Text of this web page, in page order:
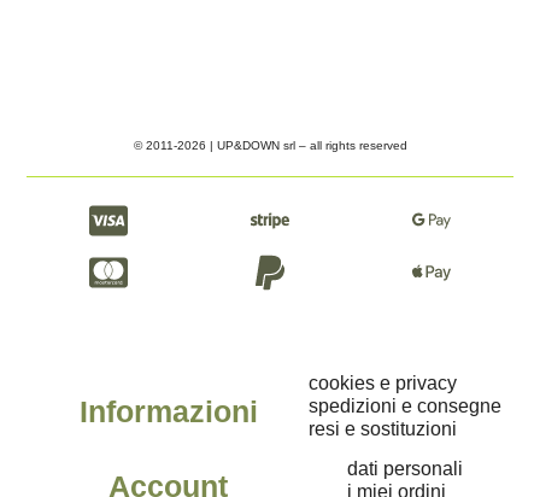
© 2011-2026 | UP&DOWN srl – all rights reserved
Informazioni
Account
cookies e privacy
spedizioni e consegne
resi e sostituzioni
dati personali
i miei ordini